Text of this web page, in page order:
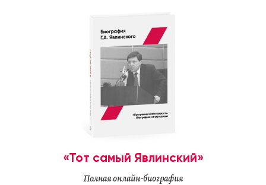
«Тот самый Явлинский»
Полная онлайн-биография